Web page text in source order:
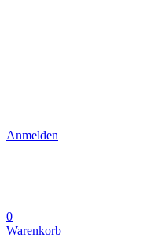
Anmelden
0
Warenkorb